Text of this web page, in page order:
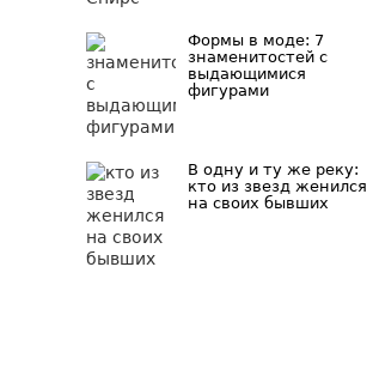
Формы в моде: 7
знаменитостей с
выдающимися
фигурами
В одну и ту же реку:
кто из звезд женился
на своих бывших